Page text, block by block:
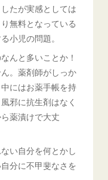
たが実感としては
無料となっている
小児の問題。
んと多いことか！
。薬剤師がしっか
にはお薬手帳を持
邪に抗生剤はなく
薬漬けで大丈
い自分を何とかし
分に不甲斐なさを